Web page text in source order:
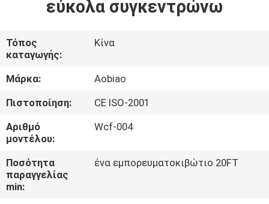
ΕΜΕΊΣ
ΓΎΡΟΣ
ΕΡΓΟΣΤΑΣΊΩΝ
ΠΟΙΟΤΙΚΌΣ
ΈΛΕΓΧΟΣ
εύκολα συγκεντρώνω
Τόπος
καταγωγής:
Κίνα
Μάρκα:
Aobiao
Πιστοποίηση:
CE ISO-2001
Αριθμό
μοντέλου:
Wcf-004
Ποσότητα
παραγγελίας
min:
ένα εμπορευματοκιβώτιο 20FT